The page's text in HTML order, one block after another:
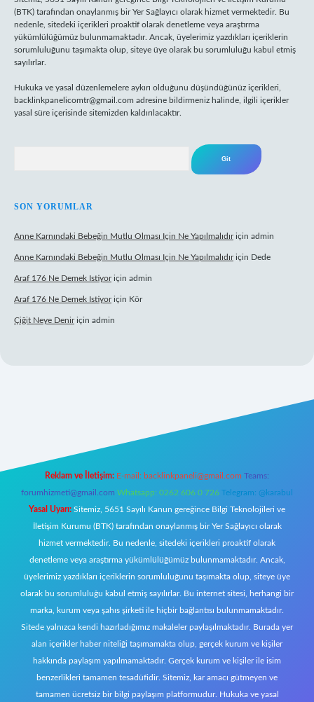
(BTK) tarafından onaylanmış bir Yer Sağlayıcı olarak hizmet vermektedir. Bu
nedenle, sitedeki içerikleri proaktif olarak denetleme veya araştırma
yükümlülüğümüz bulunmamaktadır. Ancak, üyelerimiz yazdıkları içeriklerin
sorumluluğunu taşımakta olup, siteye üye olarak bu sorumluluğu kabul etmiş
sayılırlar.
Hukuka ve yasal düzenlemelere aykırı olduğunu düşündüğünüz içerikleri,
backlinkpanelicomtr@gmail.com adresine bildirmeniz halinde, ilgili içerikler
yasal süre içerisinde sitemizden kaldırılacaktır.
SON YORUMLAR
Anne Karnındaki Bebeğin Mutlu Olması Için Ne Yapılmalıdıriçin admin
Anne Karnındaki Bebeğin Mutlu Olması Için Ne Yapılmalıdıriçin Dede
Araf 176 Ne Demek Istiyoriçin admin
Araf 176 Ne Demek Istiyoriçin Kör
Çiğit Neye Deniriçin admin
Reklam ve İletişim: E-mail: backlinkpaneli@gmail.com Teams:
forumhizmeti@gmail.com Whatsapp: 0262 606 0 726 Telegram: @karabul
Yasal Uyarı: Sitemiz, 5651 Sayılı Kanun gereğince Bilgi Teknolojileri ve
İletişim Kurumu (BTK) tarafından onaylanmış bir Yer Sağlayıcı olarak
hizmet vermektedir. Bu nedenle, sitedeki içerikleri proaktif olarak
denetleme veya araştırma yükümlülüğümüz bulunmamaktadır. Ancak,
üyelerimiz yazdıkları içeriklerin sorumluluğunu taşımakta olup, siteye üye
olarak bu sorumluluğu kabul etmiş sayılırlar. Bu internet sitesi, herhangi bir
marka, kurum veya şahıs şirketi ile hiçbir bağlantısı bulunmamaktadır.
Sitede yalnızca kendi hazırladığımız makaleler paylaşılmaktadır. Burada yer
alan içerikler haber niteliği taşımamakta olup, gerçek kurum ve kişiler
hakkında paylaşım yapılmamaktadır. Gerçek kurum ve kişiler ile isim
benzerlikleri tamamen tesadüfidir. Sitemiz, kar amacı gütmeyen ve
tamamen ücretsiz bir bilgi paylaşım platformudur. Hukuka ve yasal